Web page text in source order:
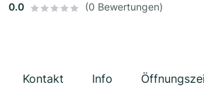
0.0 (0 Bewertungen)
Kontakt Info